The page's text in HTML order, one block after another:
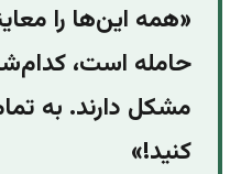
«همه‌ این‌ها را
حامله است،
مشکل دارند. به
کنید!»